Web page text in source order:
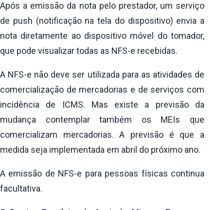
Após a emissão da nota pelo prestador, um serviço
de push (notificação na tela do dispositivo) envia a
nota diretamente ao dispositivo móvel do tomador,
que pode visualizar todas as NFS-e recebidas.
A NFS-e não deve ser utilizada para as atividades de
comercialização de mercadorias e de serviços com
incidência de ICMS. Mas existe a previsão da
mudança contemplar também os MEIs que
comercializam mercadorias. A previsão é que a
medida seja implementada em abril do próximo ano.
A emissão de NFS-e para pessoas físicas continua
facultativa.